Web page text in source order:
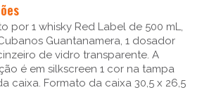
por 1 whisky Red Label de 500 mL,
Guantanamera, 1 dosador
de vidro transparente. A
é em silkscreen 1 cor na tampa
caixa. Formato da caixa 30,5 x 26,5